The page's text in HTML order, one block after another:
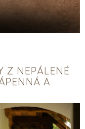
Z NEPÁLENÉ
A